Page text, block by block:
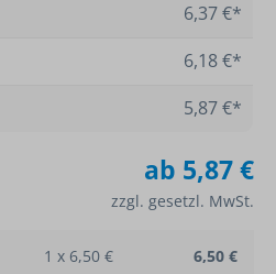
6,37 €*
6,18 €*
5,87 €*
ab 5,87 €
zzgl. gesetzl. MwSt.
1 x 6,50 €
6,50 €